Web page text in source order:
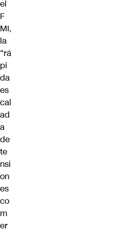
el
F
MI,
la
“rá
pi
da
es
cal
ad
a
de
te
nsi
on
es
co
m
er